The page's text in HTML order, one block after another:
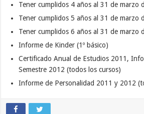
Tener cumplidos 4 años al 31 de marzo
Tener cumplidos 5 años al 31 de marzo
Tener cumplidos 6 años al 31 de marzo
Informe de Kinder (1º básico)
Certificado Anual de Estudios 2011,
Semestre 2012 (todos los cursos)
Informe de Personalidad 2011 y 2012